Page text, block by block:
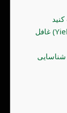
از استراتژی‌های مزارع سود (Yield Farming) غافل
شناسایی